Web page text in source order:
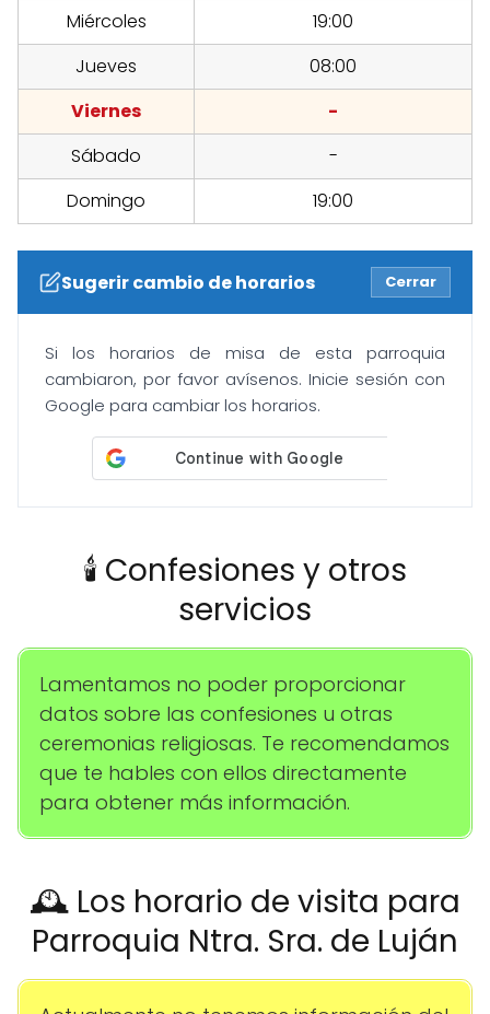
Miércoles
19:00
Jueves
08:00
Viernes
-
Sábado
-
Domingo
19:00
Sugerir cambio de horarios Cerrar
Si los horarios de misa de esta parroquia
cambiaron, por favor avísenos. Inicie sesión con
Google para cambiar los horarios.
🕯️ Confesiones y otros
servicios
Lamentamos no poder proporcionar
datos sobre las confesiones u otras
ceremonias religiosas. Te recomendamos
que te hables con ellos directamente
para obtener más información.
🕰️ Los horario de visita para
Parroquia Ntra. Sra. de Luján